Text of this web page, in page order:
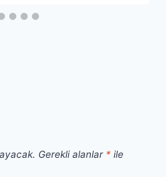
Gerekli alanlar * ile